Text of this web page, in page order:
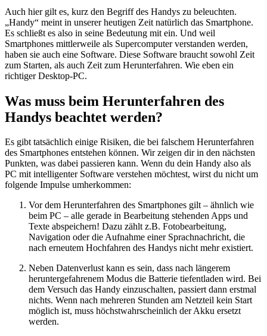
Auch hier gilt es, kurz den Begriff des Handys zu beleuchten.
„Handy“ meint in unserer heutigen Zeit natürlich das Smartphone.
Es schließt es also in seine Bedeutung mit ein. Und weil
Smartphones mittlerweile als Supercomputer verstanden werden,
haben sie auch eine Software. Diese Software braucht sowohl Zeit
zum Starten, als auch Zeit zum Herunterfahren. Wie eben ein
richtiger Desktop-PC.
Was muss beim Herunterfahren des
Handys beachtet werden?
Es gibt tatsächlich einige Risiken, die bei falschem Herunterfahren
des Smartphones entstehen können. Wir zeigen dir in den nächsten
Punkten, was dabei passieren kann. Wenn du dein Handy also als
PC mit intelligenter Software verstehen möchtest, wirst du nicht um
folgende Impulse umherkommen:
Vor dem Herunterfahren des Smartphones gilt – ähnlich wie
beim PC – alle gerade in Bearbeitung stehenden Apps und
Texte abspeichern! Dazu zählt z.B. Fotobearbeitung,
Navigation oder die Aufnahme einer Sprachnachricht, die
nach erneutem Hochfahren des Handys nicht mehr existiert.
Neben Datenverlust kann es sein, dass nach längerem
heruntergefahrenem Modus die Batterie tiefentladen wird. Bei
dem Versuch das Handy einzuschalten, passiert dann erstmal
nichts. Wenn nach mehreren Stunden am Netzteil kein Start
möglich ist, muss höchstwahrscheinlich der Akku ersetzt
werden.